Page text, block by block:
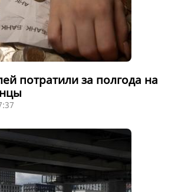
потратили за полгода на